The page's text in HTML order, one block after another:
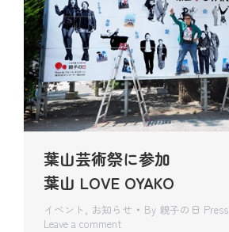
葉山芸術祭に参加
葉山 LOVE OYAKO
イベント , お知らせ By 親子の日 Press
Leave a comment